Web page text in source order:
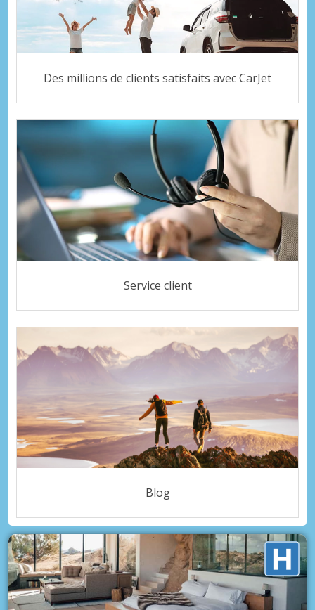
Des millions de clients satisfaits avec CarJet
Service client
Blog